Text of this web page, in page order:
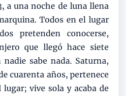
a una noche de luna llena
Todos en el lugar
pretenden conocerse,
que llegó hace siete
sabe nada. Saturna,
cuarenta años, pertenece
vive sola y acaba de